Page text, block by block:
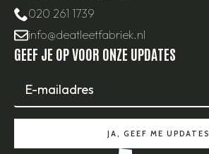
020 261 1739
info@deatleetfabriek.nl
GEEF JE OP VOOR ONZE UPDATES
JA, GEEF ME UPDATES